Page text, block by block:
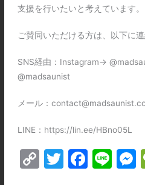
支援を行いたいと考えています。
ご賛同いただける方は、以下に
SNS経由：Instagram→
@madsaunist
メール：
LINE：https://lin.ee/HBno05L
C
T
F
Li